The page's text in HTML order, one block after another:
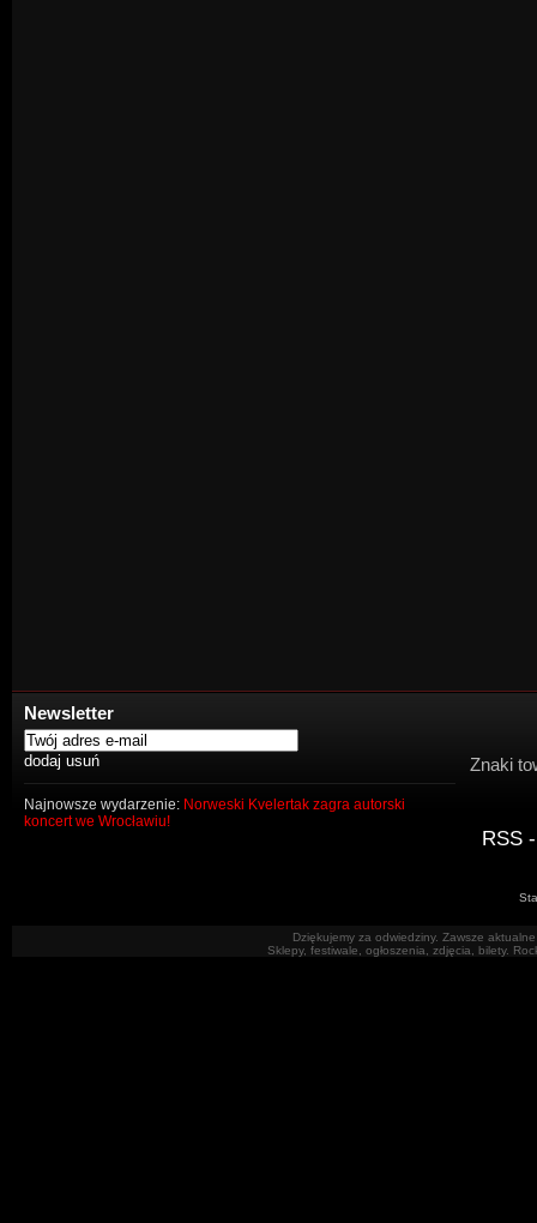
Newsletter
Najnowsze wydarzenie: Norweski Kvelertak zagra autorski
koncert we Wrocławiu!
Znaki
RSS
Dziękujemy za odwiedziny. Zawsze
Sklepy, festiwale, ogłoszenia, zdjęcia, bilety.